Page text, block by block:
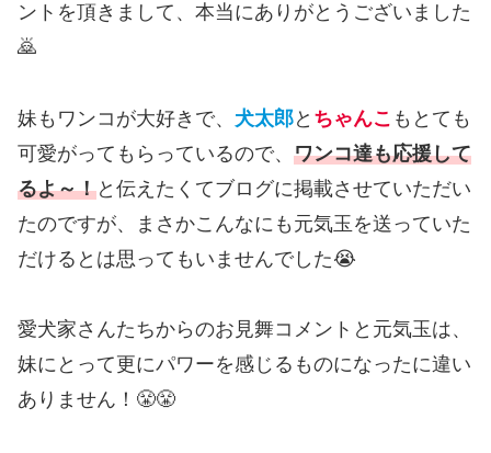
ントを頂きまして、本当にありがとうございました
🙇
妹もワンコが大好きで、 犬太郎と ちゃんこ もとても
可愛がってもらっているので、 ワンコ達も応援して
るよ～！と伝えたくてブログに掲載させていただい
たのですが、まさかこんなにも元気玉を送っていた
だけるとは思ってもいませんでした😭
愛犬家さんたちからのお見舞コメントと元気玉は、
妹にとって更にパワーを感じるものになったに違い
ありません！😤😤